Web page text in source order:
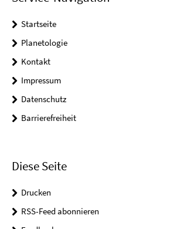
Startseite
Planetologie
Kontakt
Impressum
Datenschutz
Barrierefreiheit
Diese Seite
Drucken
RSS-Feed abonnieren